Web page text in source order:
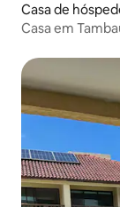
Casa de
Casa em